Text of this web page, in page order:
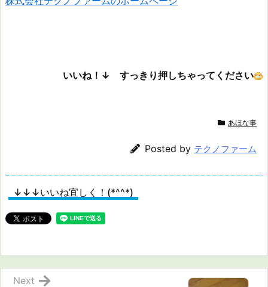
いいね！↓ すっきり押しちゃってください
あほな事
Posted by テクノファーム
↓↓↓いいね宜しく！(*^^*)
Next